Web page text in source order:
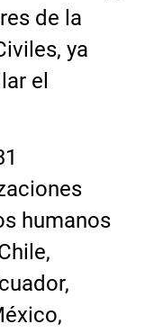
de la
ya
el
humanos